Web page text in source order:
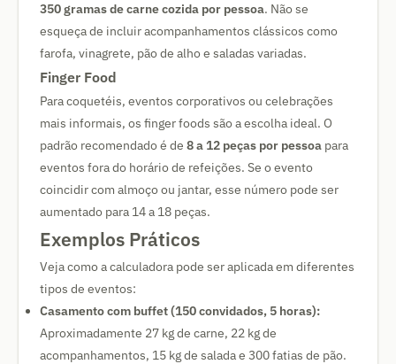
350 gramas de carne cozida por pessoa. Não se
esqueça de incluir acompanhamentos clássicos como
farofa, vinagrete, pão de alho e saladas variadas.
Finger Food
Para coquetéis, eventos corporativos ou celebrações
mais informais, os finger foods são a escolha ideal. O
padrão recomendado é de 8 a 12 peças por pessoa para
eventos fora do horário de refeições. Se o evento
coincidir com almoço ou jantar, esse número pode ser
aumentado para 14 a 18 peças.
Exemplos Práticos
Veja como a calculadora pode ser aplicada em diferentes
tipos de eventos:
Casamento com buffet (150 convidados, 5 horas):
Aproximadamente 27 kg de carne, 22 kg de
acompanhamentos, 15 kg de salada e 300 fatias de pão.